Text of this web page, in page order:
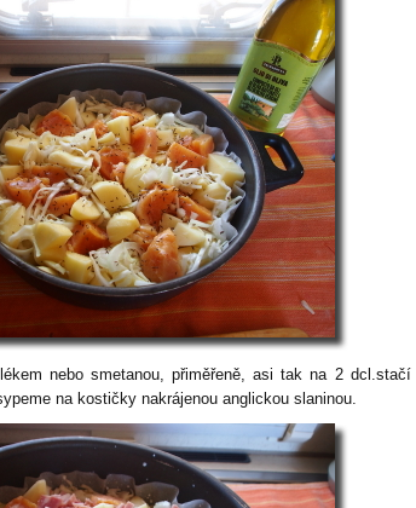
nebo smetanou, přiměřeně, asi tak na 2 dcl.stačí
na kostičky nakrájenou anglickou slaninou.